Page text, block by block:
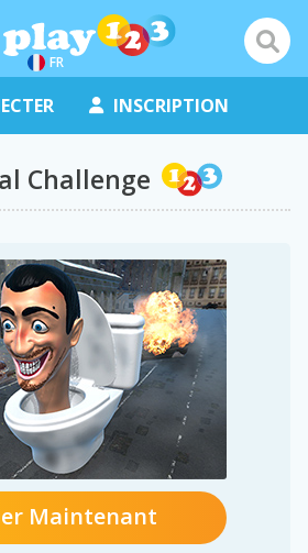
FR
INSCRIPTION
Challenge
Maintenant